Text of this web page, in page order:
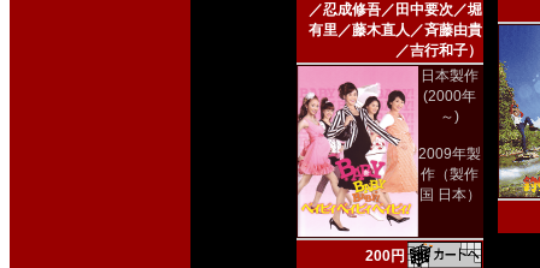
／忍成修吾／田中要次／堀
有里／藤木直人／斉藤由貴
／吉行和子）
日本製作
(2000年
～)
2009年製
作（製作
国 日本）
200円